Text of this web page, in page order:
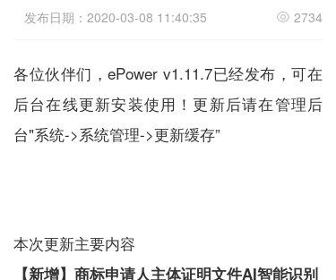
a
g
a
t
发布日期：2020-03-08 11:40:35 2734
各位伙伴们，ePower v1.11.7已经发布，可在
后台在线更新安装使用！更新后请在管理后
台"系统->系统管理->更新缓存”
本次更新主要内容
【新增】商标申请人主体证明文件AI智能识别